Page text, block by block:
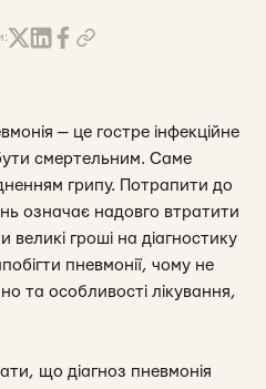
— це гостре інфекційне
смертельним. Саме
грипу. Потрапити до
означає надовго втратити
великі гроші на діагностику
пневмонії, чому не
та особливості лікування,
що діагноз пневмонія